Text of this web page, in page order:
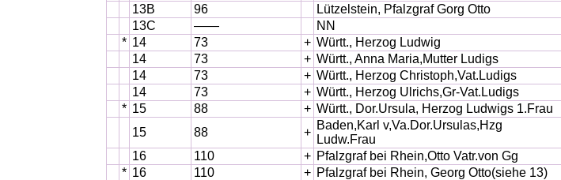
13B
96
Lützelstein, Pfalzgraf Gorg Otto
13C
—— NN
* 14 73 + Württ., Herzog Ludwig
14
73 + Württ., Anna Maria,Mutter Ludigs
14
73 + Württ., Herzog Christoph,Vat.Ludigs
14
73 + Württ., Herzog Ulrichs,Gr-Vat.Ludigs
* 15 88 + Württ., Dor.Ursula, Herzog Ludwigs 1.Frau
15
88 +
Baden,Karl v,Va.Dor.Ursulas,Hzg
Ludw.Frau
16
110 + Pfalzgraf bei Rhein,Otto Vatr.von Gg
* 16 110 + Pfalzgraf bei Rhein, Georg Otto(siehe 13)